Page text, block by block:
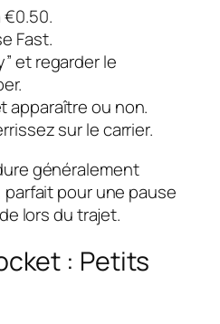
€0.50.
Fast.
et regarder le
apparaître ou non.
sur le carrier.
généralement
parfait pour une pause
lors du trajet.
: Petits